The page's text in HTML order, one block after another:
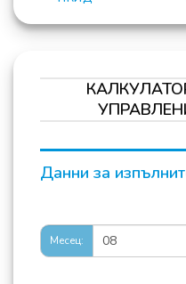
КАЛКУЛАТОР:
ДОГОВОР
И
КОНТРОЛ
Данни за
Месец: